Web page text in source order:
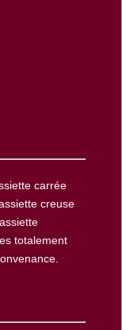
carrée
creuse
totalement